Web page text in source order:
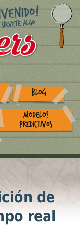
BLOG
MODELOS
PREDICTIVOS
de
real